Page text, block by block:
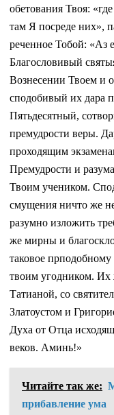
обетования Твоя:
там Я посреде них»,
реченное Тобой: «Аз
Благословивый
Вознесении Твоем и
сподобивый их дара
Пятьдесятный,
премудрости веры.
проходящим
Премудрости и
Твоим учеником.
смущения ничто же
разумно изложить
же мирны и
таковое
твоим угодником. Их
Татианой, со
Златоустом и
Духа от Отца
веков. Аминь!»
Читайте так же:
прибавление ума